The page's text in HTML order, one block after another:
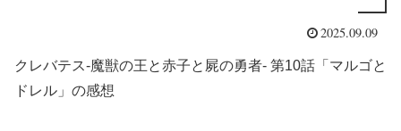
2025.09.09
クレバテス-魔獣の王と赤子と屍の勇者- 第10話「マルゴと
ドレル」の感想